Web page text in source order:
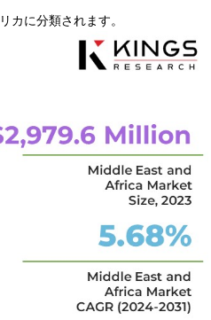
カに分類されます。